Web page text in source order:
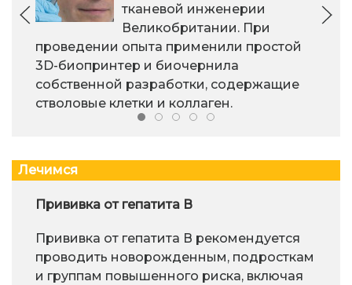
тканевой инженерии
Великобритании. При
проведении опыта применили простой
3D-биопринтер и биочернила
собственной разработки, содержащие
стволовые клетки и коллаген.
Лечимся
Прививка от гепатита В
Прививка от гепатита В рекомендуется
проводить новорожденным, подросткам
и группам повышенного риска, включая